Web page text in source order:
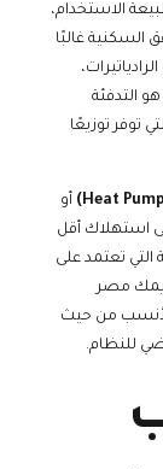
الاستخدام،
السكنية غالبًا
هو التدفئة
توفر توزيعًا
أو
استهلاك أقل
التي تعتمد على
مصر
من حيث
للنظام.